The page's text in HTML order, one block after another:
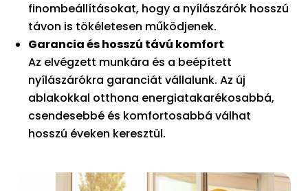
finombeállításokat, hogy a nyílászárók hosszú
távon is tökéletesen működjenek.
Garancia és hosszú távú komfort
Az elvégzett munkára és a beépített
nyílászárókra garanciát vállalunk. Az új
ablakokkal otthona energiatakarékosabbá,
csendesebbé és komfortosabbá válhat
hosszú éveken keresztül.